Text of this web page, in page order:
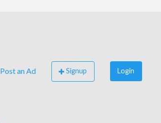
Post an Ad Signup Login